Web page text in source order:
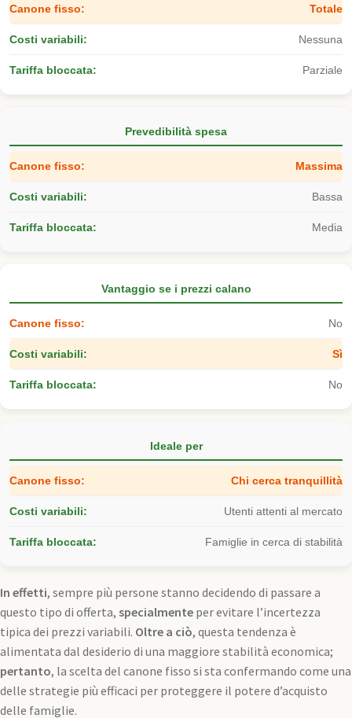
Totale
Nessuna
Parziale
Prevedibilità spesa
Massima
Bassa
Media
Vantaggio se i prezzi calano
No
Sì
No
Ideale per
Chi cerca tranquillità
Utenti attenti al mercato
Famiglie in cerca di stabilità
In effetti, sempre più persone stanno decidendo di passare a
questo tipo di offerta, specialmente per evitare l’incertezza
tipica dei prezzi variabili. Oltre a ciò, questa tendenza è
alimentata dal desiderio di una maggiore stabilità economica;
pertanto, la scelta del canone fisso si sta confermando come una
delle strategie più efficaci per proteggere il potere d’acquisto
delle famiglie.